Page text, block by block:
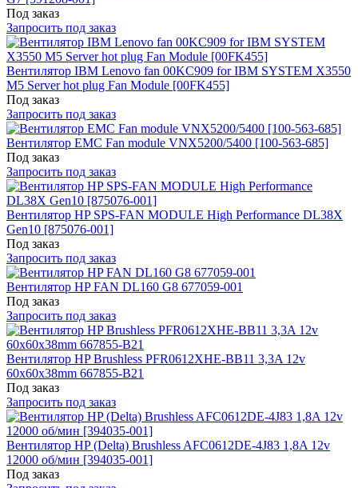
Под заказ
Запросить под заказ
Вентилятор IBM Lenovo fan 00KC909 for IBM SYSTEM X3550
M5 Server hot plug Fan Module [00FK455]
Под заказ
Запросить под заказ
Вентилятор EMC Fan module VNX5200/5400 [100-563-685]
Под заказ
Запросить под заказ
Вентилятор HP SPS-FAN MODULE High Performance DL38X
Gen10 [875076-001]
Под заказ
Запросить под заказ
Вентилятор HP FAN DL160 G8 677059-001
Под заказ
Запросить под заказ
Вентилятор HP Brushless PFR0612XHE-BB11 3,3A 12v
60x60x38mm 667855-B21
Под заказ
Запросить под заказ
Вентилятор HP (Delta) Brushless AFC0612DE-4J83 1,8A 12v
12000 об/мин [394035-001]
Под заказ